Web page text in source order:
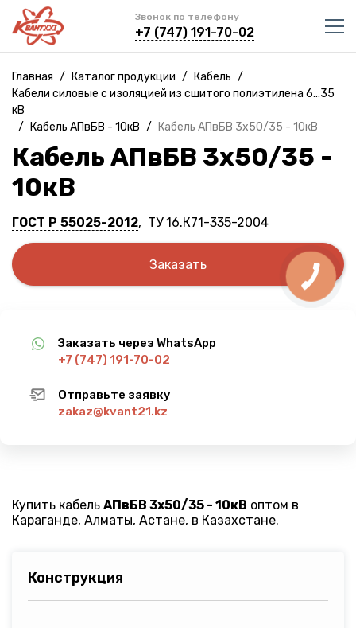
Звонок по телефону
+7 (747) 191-70-02
Главная / Каталог продукции / Кабель /
Кабели силовые с изоляцией из сшитого полиэтилена 6...35
кВ
/
Кабель АПвБВ - 10кВ / Кабель АПвБВ 3х50/35 - 10кВ
Кабель АПвБВ 3х50/35 -
10кВ
ГОСТ Р 55025-2012, ТУ 16.К71-335-2004
Заказать
Заказать через WhatsApp
+7 (747) 191-70-02
Отправьте заявку
zakaz@kvant21.kz
Купить кабель АПвБВ 3х50/35 - 10кВ оптом в
Караганде, Алматы, Астане, в Казахстане.
Конструкция